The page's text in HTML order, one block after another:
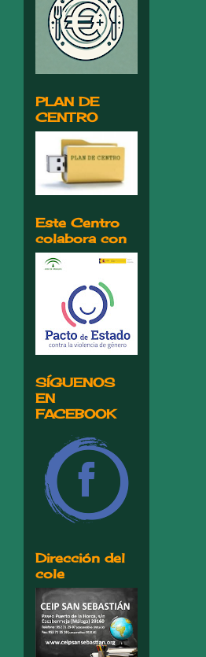
PLAN DE
CENTRO
Este Centro
colabora con
SÍGUENOS
EN
FACEBOOK
Dirección del
cole